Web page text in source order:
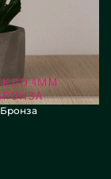
Бронза